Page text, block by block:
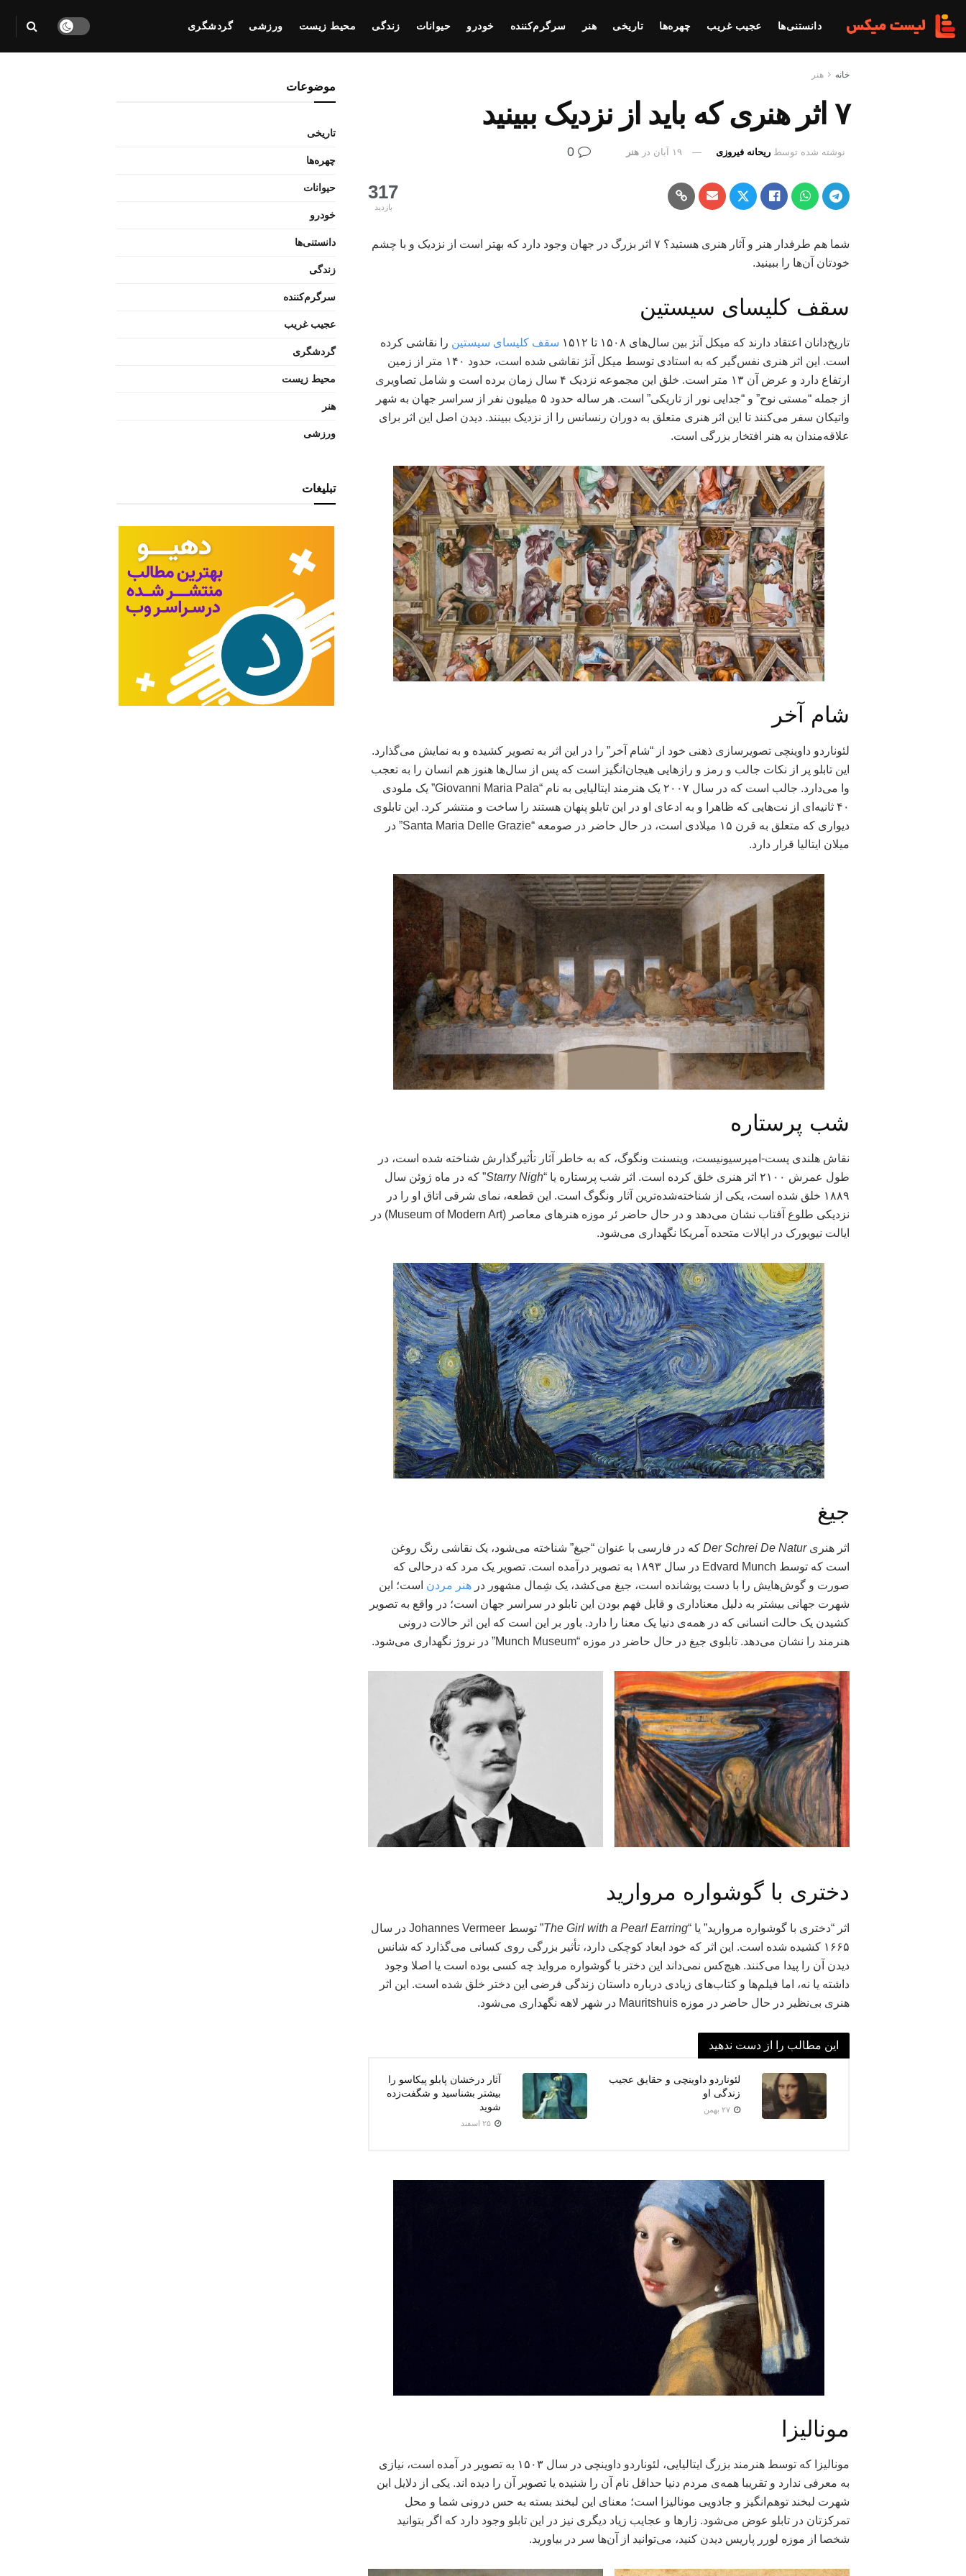
دانستنی‌ها عجیب غریب چهره‌ها تاریخی هنر سرگرم‌کننده خودرو حیوانات زندگی محیط زیست ورزشی گردشگری
خانه هنر
۷ اثر هنری که باید از نزدیک ببینید
نوشته شده توسط ریحانه فیروزی ۱۹ آبان در هنر
317
بازدید
شما هم طرفدار هنر و آثار هنری هستید؟ ۷ اثر بزرگ در جهان وجود دارد که بهتر است از نزدیک و با چشم
خودتان آن‌ها را ببینید.
سقف کلیسای سیستین
تاریخ‌دانان اعتقاد دارند که میکل آنژ بین سال‌های ۱۵۰۸ تا ۱۵۱۲ سقف کلیسای سیستین را نقاشی کرده
است. این اثر هنری نفس‌گیر که به استادی توسط میکل آنژ نقاشی شده است، حدود ۱۴۰ متر از زمین
ارتفاع دارد و عرض آن ۱۳ متر است. خلق این مجموعه نزدیک ۴ سال زمان برده است و شامل تصاویری
از جمله “مستی نوح” و “جدایی نور از تاریکی” است. هر ساله حدود ۵ میلیون نفر از سراسر جهان به شهر
واتیکان سفر می‌کنند تا این اثر هنری متعلق به دوران رنسانس را از نزدیک ببینند. دیدن اصل این اثر برای
علاقه‌مندان به هنر افتخار بزرگی است.
شام آخر
لئوناردو داوینچی تصویرسازی ذهنی خود از “شام آخر” را در این اثر به تصویر کشیده و به نمایش می‌گذارد.
این تابلو پر از نکات جالب و رمز و رازهایی هیجان‌انگیز است که پس از سال‌ها هنوز هم انسان را به تعجب
وا می‌دارد. جالب است که در سال ۲۰۰۷ یک هنرمند ایتالیایی به نام “Giovanni Maria Pala” یک ملودی
۴۰ ثانیه‌ای از نت‌هایی که ظاهرا و به ادعای او در این تابلو پنهان هستند را ساخت و منتشر کرد. این تابلوی
دیواری که متعلق به قرن ۱۵ میلادی است، در حال حاضر در صومعه “Santa Maria Delle Grazie” در
میلان ایتالیا قرار دارد.
شب پرستاره
نقاش هلندی پست-امپرسیونیست، وینسنت ونگوگ، که به خاطر آثار تأثیرگذارش شناخته شده است، در
طول عمرش ۲۱۰۰ اثر هنری خلق کرده است. اثر شب پرستاره یا “
Starry Nigh” که در ماه ژوئن سال
۱۸۸۹ خلق شده است، یکی از شناخته‌شده‌ترین آثار ونگوگ است. این قطعه، نمای شرقی اتاق او را در
نزدیکی طلوع آفتاب نشان می‌دهد و در حال حاضر ئر موزه هنرهای معاصر (Museum of Modern Art) در
ایالت نیویورک در ایالات متحده آمریکا نگهداری می‌شود.
جیغ
اثر هنریDer Schrei De Natur که در فارسی با عنوان “جیغ” شناخته می‌شود، یک نقاشی رنگ روغن
است که توسط Edvard Munch در سال ۱۸۹۳ به تصویر درآمده است. تصویر یک مرد که درحالی که
صورت و گوش‌هایش را با دست پوشانده است، جیغ می‌کشد، یک شِمال مشهور در هنر مردن است؛ این
شهرت جهانی بیشتر به دلیل معناداری و قابل فهم بودن این تابلو در سراسر جهان است؛ در واقع به تصویر
کشیدن یک حالت انسانی که در همه‌ی دنیا یک معنا را دارد. باور بر این است که این اثر حالات درونی
هنرمند را نشان می‌دهد. تابلوی جیغ در حال حاضر در موزه “Munch Museum” در نروژ نگهداری می‌شود.
دختری با گوشواره مروارید
اثر “دختری با گوشواره مروارید” یا “The Girl with a Pearl Earring
” توسط Johannes Vermeer در سال
۱۶۶۵ کشیده شده است. این اثر که خود ابعاد کوچکی دارد، تأثیر بزرگی روی کسانی می‌گذارد که شانس
دیدن آن را پیدا می‌کنند. هیچ‌کس نمی‌داند این دختر با گوشواره مرواید چه کسی بوده است یا اصلا وجود
داشته یا نه، اما فیلم‌ها و کتاب‌های زیادی درباره داستان زندگی فرضی این دختر خلق شده است. این اثر
هنری بی‌نظیر در حال حاضر در موزه Mauritshuis در شهر لاهه نگهداری می‌شود.
این مطالب را از دست ندهید
آثار درخشان پابلو پیکاسو را
بیشتر بشناسید و شگفت‌زده
شوید
لئوناردو داوینچی و حقایق عجیب
زندگی او
مونالیزا
مونالیزا که توسط هنرمند بزرگ ایتالیایی، لئوناردو داوینچی در سال ۱۵۰۳ به تصویر در آمده است، نیازی
به معرفی ندارد و تقریبا همه‌ی مردم دنیا حداقل نام آن را شنیده یا تصویر آن را دیده اند. یکی از دلایل این
شهرت لبخند توهم‌انگیز و جادویی مونالیزا است؛ معنای این لبخند بسته به حس درونی شما و محل
تمرکزتان در تابلو عوض می‌شود. زارها و عجایب زیاد دیگری نیز در این تابلو وجود دارد که اگر بتوانید
شخصا از موزه لورر پاریس دیدن کنید، می‌توانید از آن‌ها سر در بیاورید.
موضوعات
تاریخی
چهره‌ها
حیوانات
خودرو
دانستنی‌ها
زندگی
سرگرم‌کننده
عجیب غریب
گردشگری
محیط زیست
هنر
ورزشی
تبلیغات